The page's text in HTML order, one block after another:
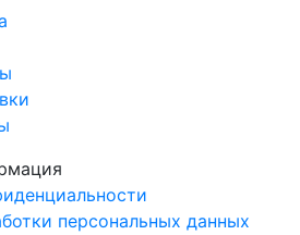
персональных данных